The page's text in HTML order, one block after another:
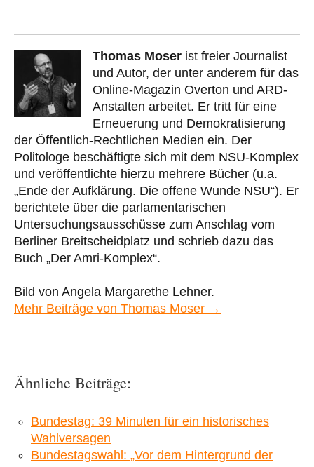
Thomas Moser ist freier Journalist
und Autor, der unter anderem für das
Online-Magazin Overton und ARD-
Anstalten arbeitet. Er tritt für eine
Erneuerung und Demokratisierung
der Öffentlich-Rechtlichen Medien ein. Der
Politologe beschäftigte sich mit dem NSU-Komplex
und veröffentlichte hierzu mehrere Bücher (u.a.
„Ende der Aufklärung. Die offene Wunde NSU“). Er
berichtete über die parlamentarischen
Untersuchungsausschüsse zum Anschlag vom
Berliner Breitscheidplatz und schrieb dazu das
Buch „Der Amri-Komplex“.
Bild von Angela Margarethe Lehner.
Mehr Beiträge von Thomas Moser →
Ähnliche Beiträge:
Bundestag: 39 Minuten für ein historisches
Wahlversagen
Bundestagswahl: „Vor dem Hintergrund der